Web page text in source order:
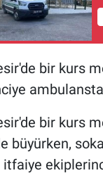
bir kurs
bir kurs
büyürken,
itfaiye